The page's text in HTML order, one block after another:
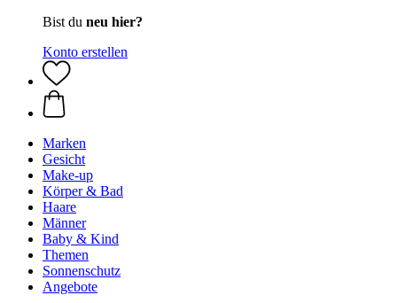
Bist du neu hier?
Konto erstellen
Marken
Gesicht
Make-up
Körper & Bad
Haare
Männer
Baby & Kind
Themen
Sonnenschutz
Angebote